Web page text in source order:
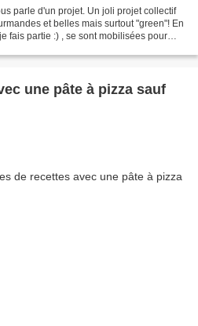
parle d'un projet. Un joli projet collectif
et belles mais surtout "green"! En
fais partie :) , se sont mobilisées pour
une pâte à pizza sauf